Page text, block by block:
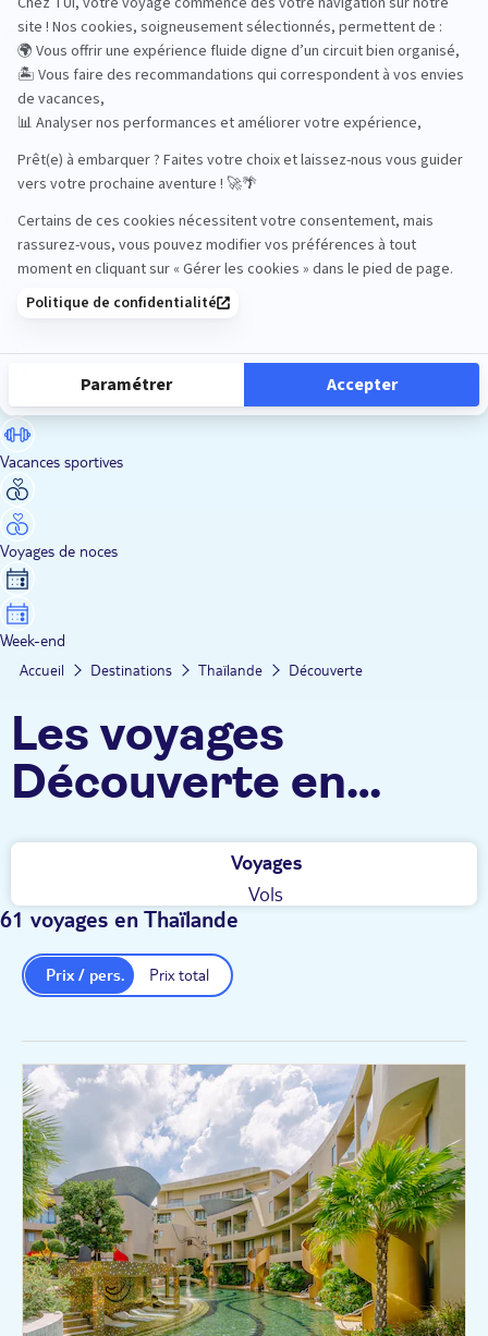
Road Trips
Safari
Sénior
Vacances sportives
Voyages de noces
Week-end
Accueil Destinations Thaïlande Découverte
Les voyages
Découverte en
Thaïlande TUI
Voyages
Vols
61 voyages en Thaïlande
Prix total
Prix / pers.